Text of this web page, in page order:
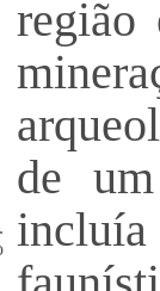
região
de